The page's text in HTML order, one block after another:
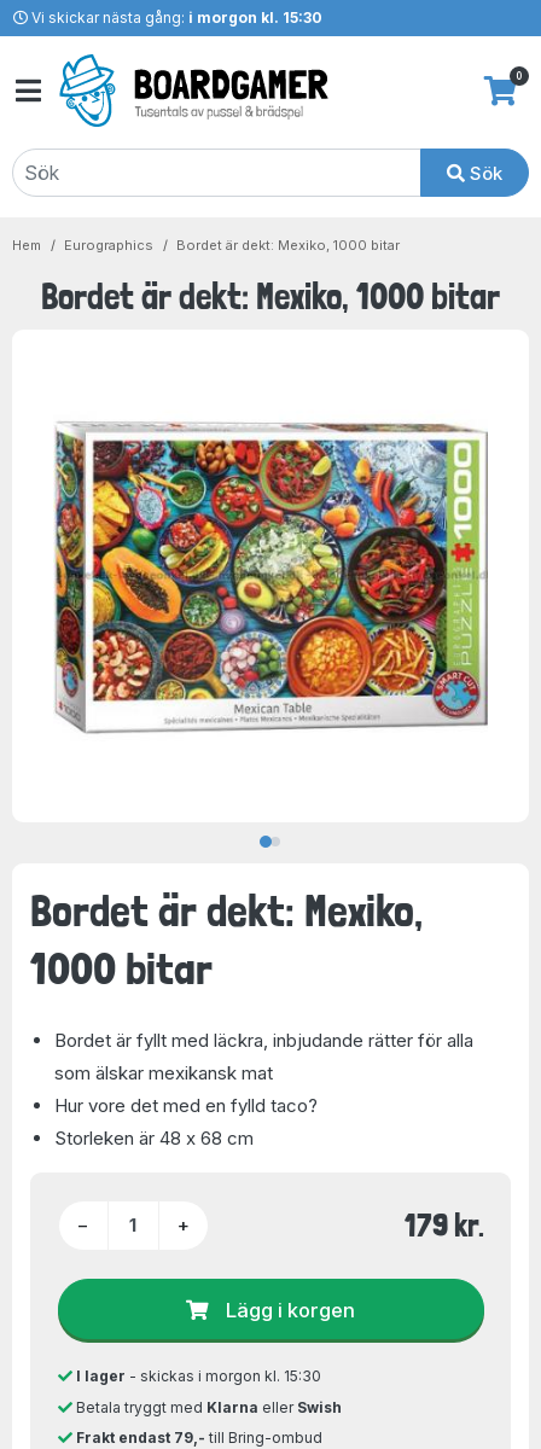
Vi skickar nästa gång: i morgon kl. 15:30
Sök
0
Hem Eurographics Bordet är dekt: Mexiko, 1000 bitar
Bordet är dekt: Mexiko, 1000 bitar
Bordet är dekt: Mexiko,
1000 bitar
Bordet är fyllt med läckra, inbjudande rätter för alla
som älskar mexikansk mat
Hur vore det med en fylld taco?
Storleken är 48 x 68 cm
− + 179 kr.
Lägg i korgen
I lager - skickas i morgon kl. 15:30
Betala tryggt med Klarna eller Swish
Frakt endast 79,- till Bring-ombud